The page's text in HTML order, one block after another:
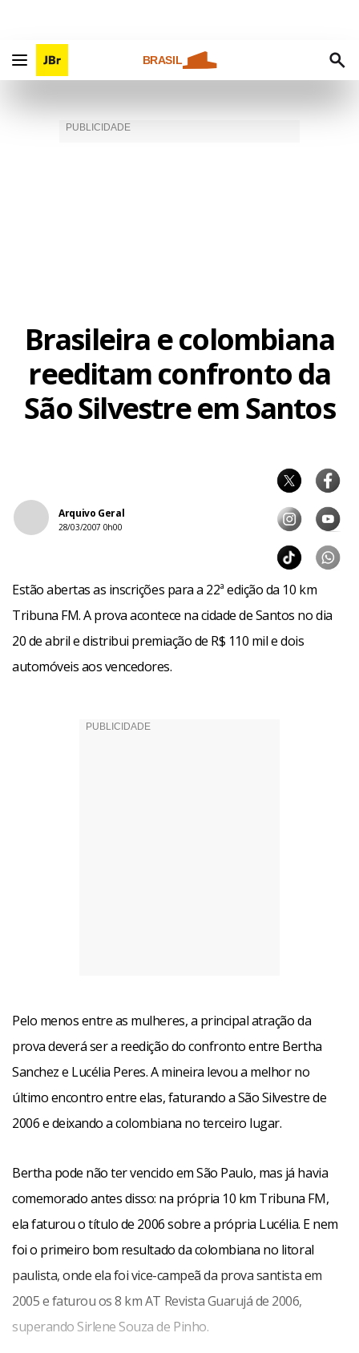
BRASIL
Brasileira e colombiana
reeditam confronto da
São Silvestre em Santos
Arquivo Geral
28/03/2007 0h00
Estão abertas as inscrições para a 22ª edição da 10 km
Tribuna FM. A prova acontece na cidade de Santos no dia
20 de abril e distribui premiação de R$ 110 mil e dois
automóveis aos vencedores.
Pelo menos entre as mulheres, a principal atração da
prova deverá ser a reedição do confronto entre Bertha
Sanchez e Lucélia Peres. A mineira levou a melhor no
último encontro entre elas, faturando a São Silvestre de
2006 e deixando a colombiana no terceiro lugar.
Bertha pode não ter vencido em São Paulo, mas já havia
comemorado antes disso: na própria 10 km Tribuna FM,
ela faturou o título de 2006 sobre a própria Lucélia. E nem
foi o primeiro bom resultado da colombiana no litoral
paulista, onde ela foi vice-campeã da prova santista em
2005 e faturou os 8 km AT Revista Guarujá de 2006,
superando Sirlene Souza de Pinho.